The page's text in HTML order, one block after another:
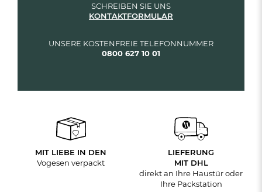
UNSERE KOSTENFREIE TELEFONNUMMER
0800 627 10 01
SCHREIBEN SIE UNS
KONTAKTFORMULAR
MIT LIEBE IN DEN
Vogesen verpackt
LIEFERUNG
MIT DHL
direkt an Ihre Haustür oder
Ihre Packstation